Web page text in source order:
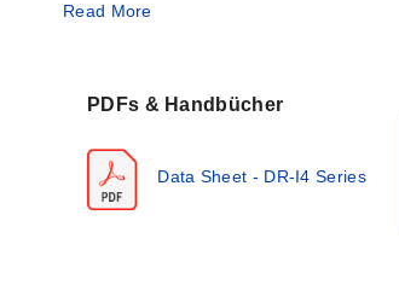
Read More
PDFs & Handbücher
Data Sheet - DR-I4 Series